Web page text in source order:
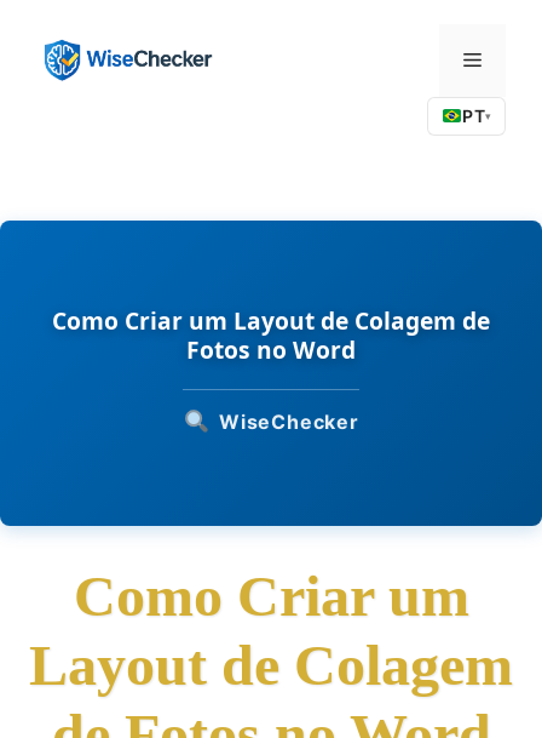
Menu
PT▾
Como Criar um Layout de Colagem de
Fotos no Word
WiseChecker
Como Criar um
Layout de Colagem